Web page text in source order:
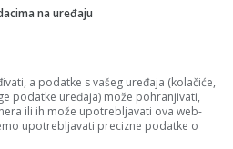
privukao je pažnju mnogih
na uređaju
a podatke s vašeg uređaja (kolačiće,
podatke uređaja) može pohranjivati,
ili ih može upotrebljavati ova web-
upotrebljavati precizne podatke o